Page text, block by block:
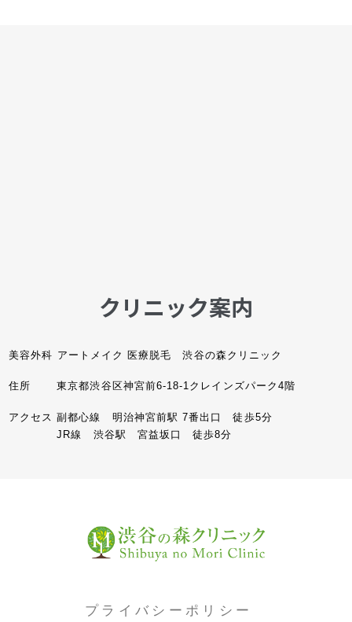
クリニック案内
美容外科 アートメイク 医療脱毛 渋谷の森クリニック
住所 東京都渋谷区神宮前6-18-1クレインズパーク4階
アクセス 副都心線 明治神宮前駅 7番出口 徒歩5分
JR線 渋谷駅 宮益坂口 徒歩8分
プライバシーポリシー